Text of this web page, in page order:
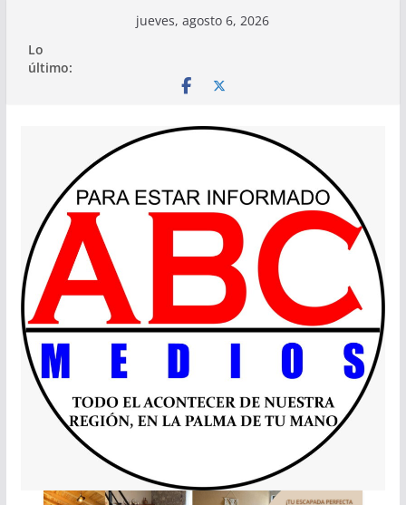
contenido
jueves, agosto 6, 2026
Lo
último: